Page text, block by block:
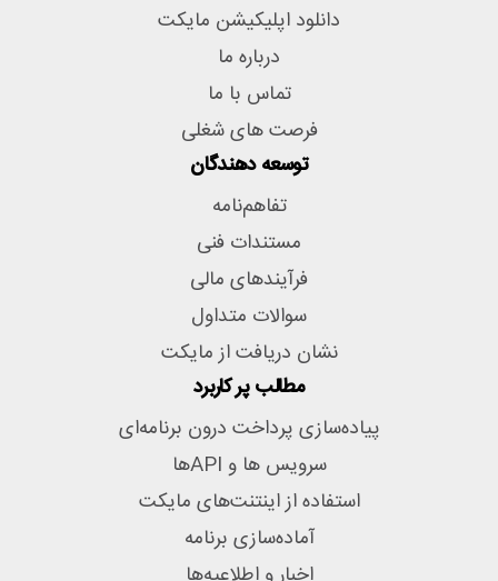
دانلود اپلیکیشن مایکت
درباره ما
تماس با ما
فرصت های شغلی
توسعه دهندگان
تفاهم‌نامه
مستندات فنی
فرآیندهای مالی
سوالات متداول
نشان دریافت از مایکت
مطالب پر کاربرد
پیاده‌سازی پرداخت درون برنامه‌ای
سرویس ها و APIها
استفاده از اینتنت‌های مایکت
آماده‌سازی برنامه